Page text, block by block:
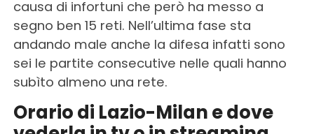
causa di infortuni che però ha messo a
segno ben 15 reti. Nell’ultima fase sta
andando male anche la difesa infatti sono
sei le partite consecutive nelle quali hanno
subìto almeno una rete.
Orario di Lazio-Milan e dove